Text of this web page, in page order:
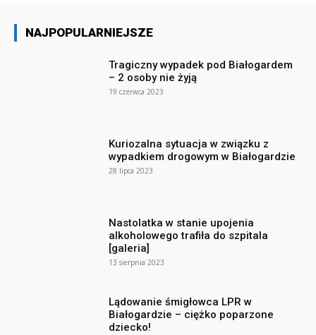
NAJPOPULARNIEJSZE
Tragiczny wypadek pod Białogardem
– 2 osoby nie żyją
19 czerwca 2023
Kuriozalna sytuacja w związku z
wypadkiem drogowym w Białogardzie
28 lipca 2023
Nastolatka w stanie upojenia
alkoholowego trafiła do szpitala
[galeria]
13 sierpnia 2023
Lądowanie śmigłowca LPR w
Białogardzie – ciężko poparzone
dziecko!